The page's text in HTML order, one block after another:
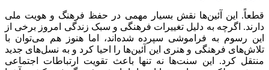
قطعاً. این آئین‌ها نقش بسیار مهمی در حفظ فرهنگ و هویت ملی
دارند. اگرچه به دلیل تغییرات فرهنگی و سبک زندگی امروز برخی از
این رسوم به فراموشی سپرده شده‌اند، اما هنوز هم می‌توان با
تلاش‌های فرهنگی و هنری این آئین‌ها را احیا کرد و به نسل‌های جدید
منتقل کرد. این سنت‌ها نه تنها باعث تقویت ارتباطات اجتماعی